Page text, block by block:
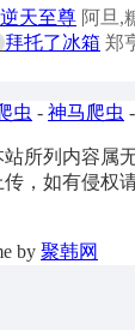
逆天至尊 阿旦,
拜托了冰箱 郑
虫 - 神马爬虫 -
所列内容属
，如有侵权
by 聚韩网